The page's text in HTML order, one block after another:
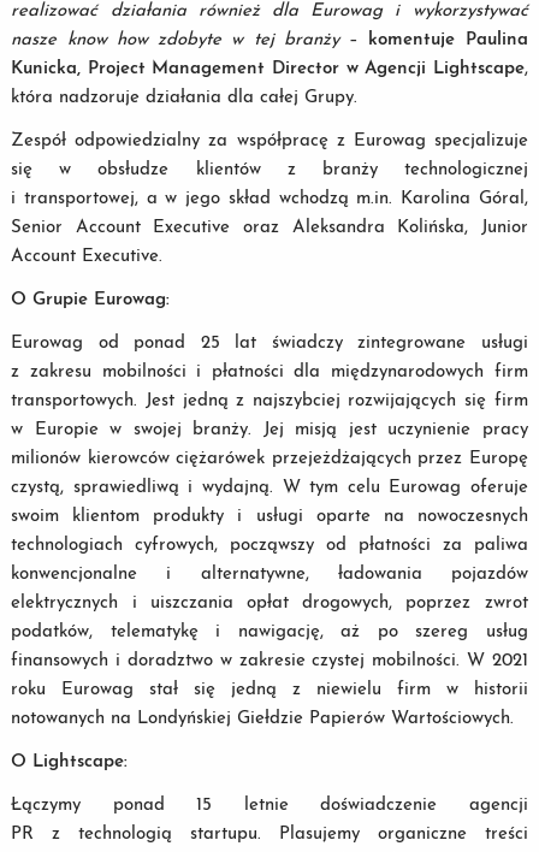
realizować działania również dla Eurowag i wykorzystywać
nasze know how zdobyte w tej branży–
komentuje Paulina
Kunicka, Project Management Director w Agencji Lightscape,
która nadzoruje działania dla całej Grupy.
Zespół odpowiedzialny za współpracę z Eurowag specjalizuje
się w obsłudze klientów z branży technologicznej
i transportowej, a w jego skład wchodzą m.in. Karolina Góral,
Senior Account Executive oraz Aleksandra Kolińska, Junior
Account Executive.
O Grupie Eurowag:
Eurowag od ponad 25 lat świadczy zintegrowane usługi
z zakresu mobilności i płatności dla międzynarodowych firm
transportowych. Jest jedną z najszybciej rozwijających się firm
w Europie w swojej branży. Jej misją jest uczynienie pracy
milionów kierowców ciężarówek przejeżdżających przez Europę
czystą, sprawiedliwą i wydajną. W tym celu Eurowag oferuje
swoim klientom produkty i usługi oparte na nowoczesnych
technologiach cyfrowych, począwszy od płatności za paliwa
konwencjonalne i alternatywne, ładowania pojazdów
elektrycznych i uiszczania opłat drogowych, poprzez zwrot
podatków, telematykę i nawigację, aż po szereg usług
finansowych i doradztwo w zakresie czystej mobilności. W 2021
roku Eurowag stał się jedną z niewielu firm w historii
notowanych na Londyńskiej Giełdzie Papierów Wartościowych.
O Lightscape:
Łączymy ponad 15 letnie doświadczenie agencji
PR z technologią startupu. Plasujemy organiczne treści